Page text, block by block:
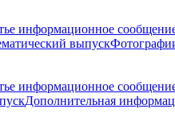
информационное
выпуск
информационное
Дополнительная